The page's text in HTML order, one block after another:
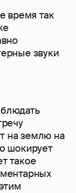
время так
звуки
на землю на
шокирует
такое